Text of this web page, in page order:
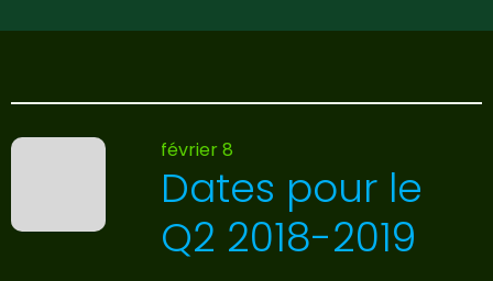
février 8
Dates pour le
Q2 2018-2019